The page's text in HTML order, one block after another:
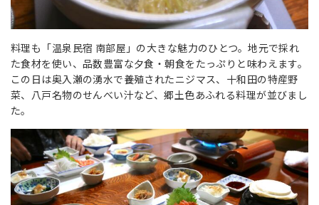
料理も「温泉民宿 南部屋」の大きな魅力のひとつ。地元で採れ
た食材を使い、品数豊富な夕食・朝食をたっぷりと味わえます。
この日は奥入瀬の湧水で養殖されたニジマス、十和田の特産野
菜、八戸名物のせんべい汁など、郷土色あふれる料理が並びまし
た。